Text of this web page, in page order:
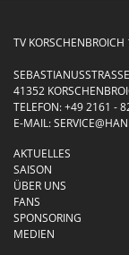
TV
41352
TELEFON:+49 2161 -
E-MAIL:
AKTUELLES
SAISON
ÜBER UNS
FANS
SPONSORING
MEDIEN